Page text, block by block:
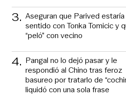
3. Aseguran que Parived estaría
sentido con Tonka Tomicic y
“peló” con vecino
4. Pangal no lo dejó pasar y le
respondió al Chino tras feroz
basureo por tratarlo de
liquidó con una sola frase